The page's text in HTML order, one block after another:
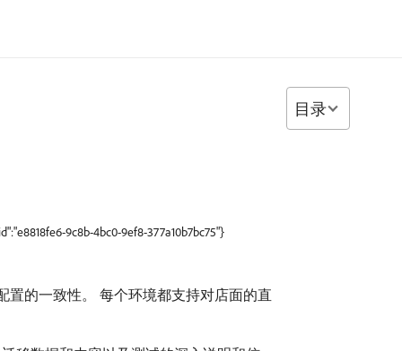
9c8b-4bc0-9ef8-377a10b7bc75"}
置的一致性。 每个环境都支持对店面的直
目录